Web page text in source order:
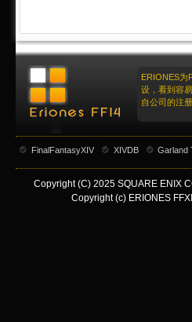
ERIONES为
设，看到容
自公司的注
FinalFantasyXIV XIVDB Garland
Copyright (C) 2025 SQUARE ENIX
Copyright (c) ERIONES